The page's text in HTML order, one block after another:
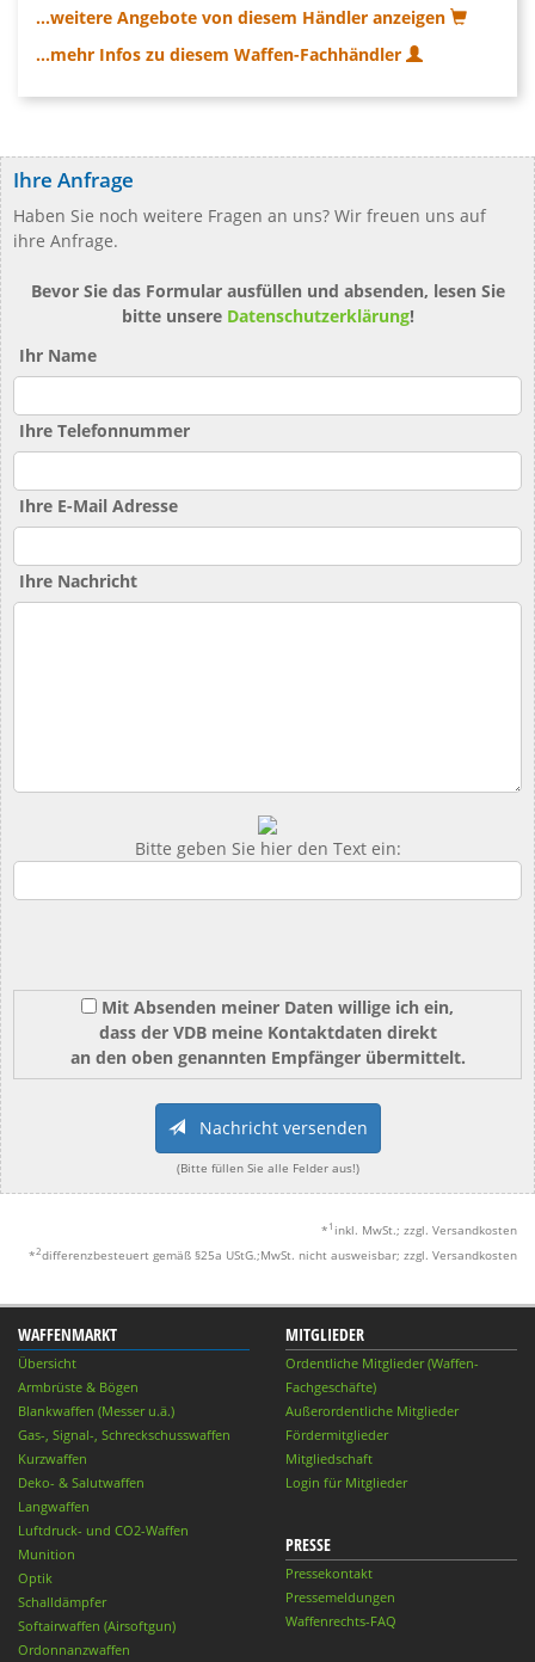
...weitere Angebote von diesem Händler anzeigen
...mehr Infos zu diesem Waffen-Fachhändler
Ihre Anfrage
Haben Sie noch weitere Fragen an uns? Wir freuen uns auf
ihre Anfrage.
Bevor Sie das Formular ausfüllen und absenden, lesen Sie
bitte unsere Datenschutzerklärung!
Ihr Name
Ihre Telefonnummer
Ihre E-Mail Adresse
Ihre Nachricht
Bitte geben Sie hier den Text ein:
Mit Absenden meiner Daten willige ich ein,
dass der VDB meine Kontaktdaten direkt
an den oben genannten Empfänger übermittelt.
Nachricht versenden
(Bitte füllen Sie alle Felder aus!)
* 1 inkl. MwSt.; zzgl. Versandkosten
*2differenzbesteuert gemäß §25a UStG.;MwSt. nicht ausweisbar; zzgl. Versandkosten
WAFFENMARKT
Übersicht
Armbrüste & Bögen
Blankwaffen (Messer u.ä.)
Gas-, Signal-, Schreckschusswaffen
Kurzwaffen
Deko- & Salutwaffen
Langwaffen
Luftdruck- und CO2-Waffen
Munition
Optik
Schalldämpfer
Softairwaffen (Airsoftgun)
Ordonnanzwaffen
MITGLIEDER
Ordentliche Mitglieder (Waffen-
Fachgeschäfte)
Außerordentliche Mitglieder
Fördermitglieder
Mitgliedschaft
Login für Mitglieder
PRESSE
Pressekontakt
Pressemeldungen
Waffenrechts-FAQ